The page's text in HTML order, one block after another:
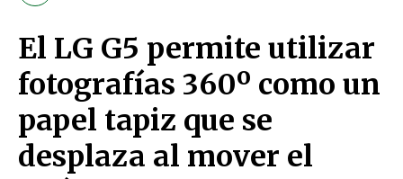
El LG G5 permite utilizar
fotografías 360º como un
papel tapiz que se
desplaza al mover el